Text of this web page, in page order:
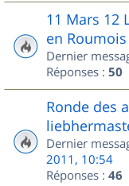
11 Mars 12
en Roumois
Dernier
Réponses : 50
Ronde des
Dernier
2011, 10:54
Réponses : 46